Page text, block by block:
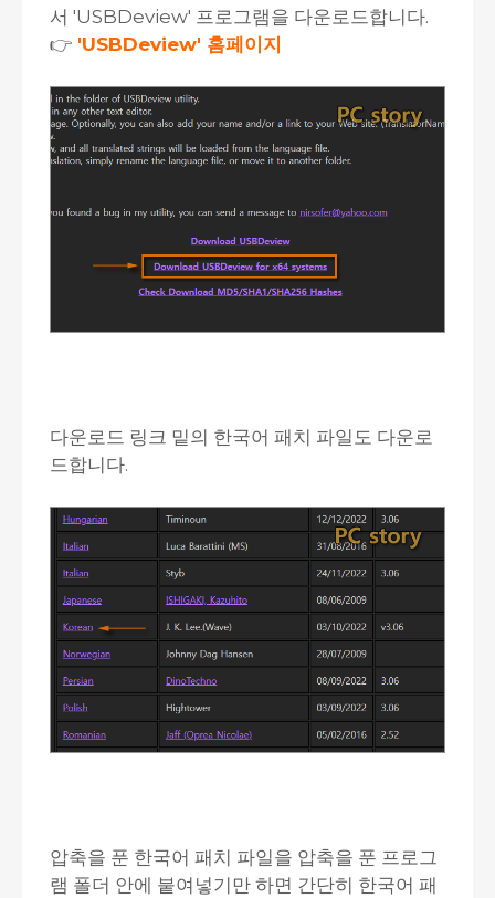
서 'USBDeview' 프로그램을 다운로드합니다.
👉 'USBDeview' 홈페이지
다운로드 링크 밑의 한국어 패치 파일도 다운로
드합니다.
압축을 푼 한국어 패치 파일을 압축을 푼 프로그
램 폴더 안에 붙여넣기만 하면 간단히 한국어 패